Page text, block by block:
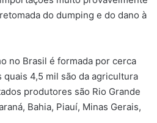
do dumping e do dano à
no Brasil é formada por cerca
4,5 mil são da agricultura
produtores são Rio Grande
Bahia, Piauí, Minas Gerais,